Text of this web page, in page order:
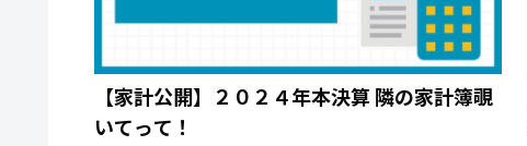
【家計公開】２０２４年本決算 隣の家計簿覗
いてって！